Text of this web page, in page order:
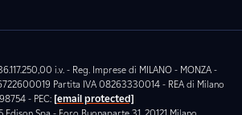
i.v. - Reg. Imprese di MILANO - MONZA -
Partita IVA 08263330014 - REA di Milano
- PEC: [email protected]